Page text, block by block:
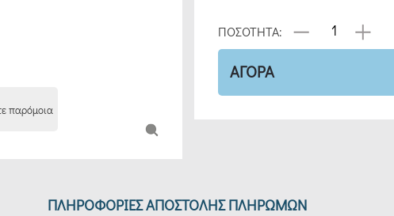
παρόμοια
ΠΟΣΟΤΗΤΑ:
ΑΓΟΡΑ
ΠΛΗΡΟΦΟΡΙΕΣ ΑΠΟΣΤΟΛΗΣ ΠΛΗΡΩΜΩΝ